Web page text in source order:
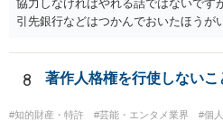
協力しなければやれる話ではないです
引先銀行などはつかんでおいたほうが
8 著作人格権を行使しない
#知的財産・特許 #芸能・エンタメ業界 #個